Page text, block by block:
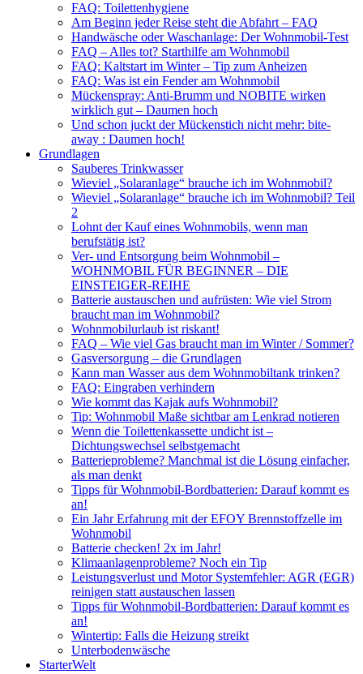
FAQ: Toilettenhygiene
Am Beginn jeder Reise steht die Abfahrt – FAQ
Handwäsche oder Waschanlage: Der Wohnmobil-Test
FAQ – Alles tot? Starthilfe am Wohnmobil
FAQ: Kaltstart im Winter – Tip zum Anheizen
FAQ: Was ist ein Fender am Wohnmobil
Mückenspray: Anti-Brumm und NOBITE wirken
wirklich gut – Daumen hoch
Und schon juckt der Mückenstich nicht mehr: bite-
away : Daumen hoch!
Grundlagen
Sauberes Trinkwasser
Wieviel „Solaranlage“ brauche ich im Wohnmobil?
Wieviel „Solaranlage“ brauche ich im Wohnmobil? Teil
2
Lohnt der Kauf eines Wohnmobils, wenn man
berufstätig ist?
Ver- und Entsorgung beim Wohnmobil –
WOHNMOBIL FÜR BEGINNER – DIE
EINSTEIGER-REIHE
Batterie austauschen und aufrüsten: Wie viel Strom
braucht man im Wohnmobil?
Wohnmobilurlaub ist riskant!
FAQ – Wie viel Gas braucht man im Winter / Sommer?
Gasversorgung – die Grundlagen
Kann man Wasser aus dem Wohnmobiltank trinken?
FAQ: Eingraben verhindern
Wie kommt das Kajak aufs Wohnmobil?
Tip: Wohnmobil Maße sichtbar am Lenkrad notieren
Wenn die Toilettenkassette undicht ist –
Dichtungswechsel selbstgemacht
Batterieprobleme? Manchmal ist die Lösung einfacher,
als man denkt
Tipps für Wohnmobil-Bordbatterien: Darauf kommt es
an!
Ein Jahr Erfahrung mit der EFOY Brennstoffzelle im
Wohnmobil
Batterie checken! 2x im Jahr!
Klimaanlagenprobleme? Noch ein Tip
Leistungsverlust und Motor Systemfehler: AGR (EGR)
reinigen statt austauschen lassen
Tipps für Wohnmobil-Bordbatterien: Darauf kommt es
an!
Wintertip: Falls die Heizung streikt
Unterbodenwäsche
StarterWelt